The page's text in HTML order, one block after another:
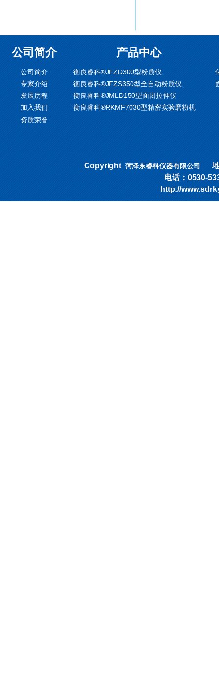
公司简介
公司简介
专家介绍
发展历程
加入我们
资质荣誉
产品中心
衡良睿科®JFZD300型粉质仪
衡良睿科®JFZS350型全自动粉质仪
衡良睿科®JMLD150型面团拉伸仪
衡良睿科®RKMF7030型精密实验磨粉机
Copyright 菏泽东睿科仪器有限公司
地
电话：0530-
http://